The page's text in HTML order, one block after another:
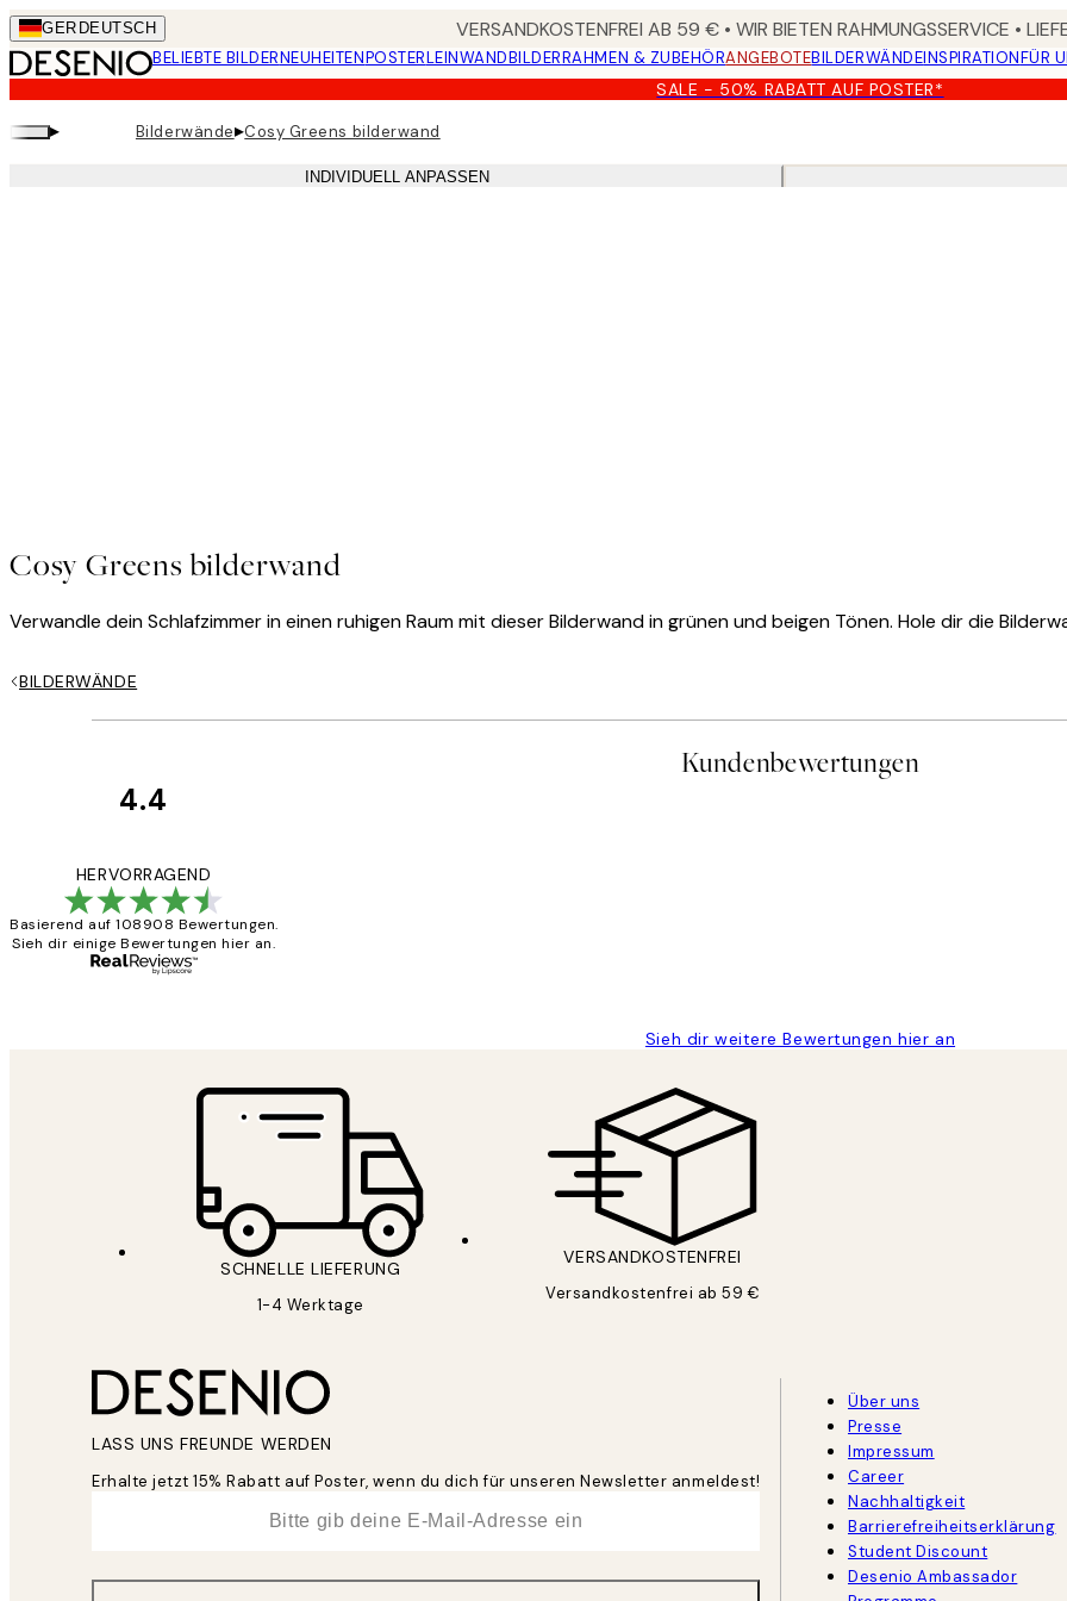
Skip
to
main
content.
GER DEUTSCH VERSANDKOSTENFREI AB 59 € • WIR BIETEN RAHMUNGSSERVICE •
BELIEBTE BILDERNEUHEITENPOSTERLEINWANDBILDERRAHMEN & ZUBEHÖRANGEBOTEBILDERWÄNDEINSPIRATIONFÜR
SALE - 50% RABATT AUF POSTER*
▸ Bilderwände▸Cosy Greens bilderwand
INDIVIDUELL ANPASSEN
Cosy Greens bilderwand
Verwandle dein Schlafzimmer in einen ruhigen Raum mit dieser Bilderwand in grünen und beigen Tönen. Hole dir die
BILDERWÄNDE
Kundenbewertungen
4.4
HERVORRAGEND
Basierend auf 108908 Bewertungen.
Sieh dir einige Bewertungen hier an.
Sieh dir weitere Bewertungen hier an
SCHNELLE LIEFERUNG
1-4 Werktage
VERSANDKOSTENFREI
Versandkostenfrei ab 59 €
LASS UNS FREUNDE WERDEN
Erhalte jetzt 15% Rabatt auf Poster, wenn du dich für unseren Newsletter anmeldest!
Über uns
Presse
Impressum
Career
Nachhaltigkeit
Barrierefreiheitserklärung
Student Discount
Desenio Ambassador